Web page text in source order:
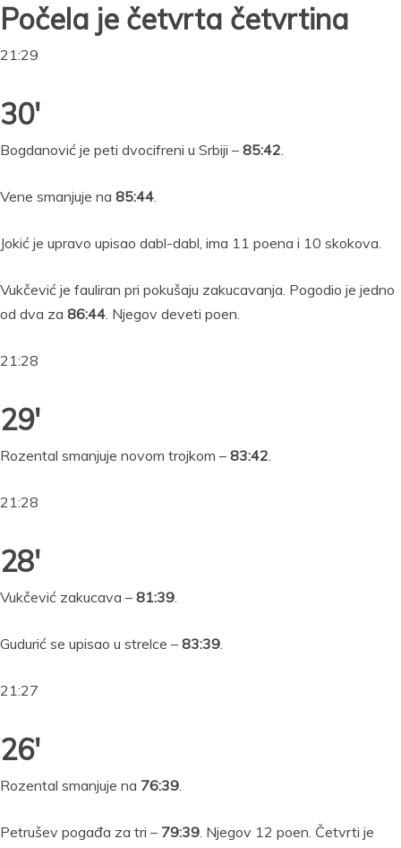
Počela je četvrta četvrtina
21:29
30′
Bogdanović je peti dvocifreni u Srbiji – 85:42.
Vene smanjuje na 85:44.
Jokić je upravo upisao dabl-dabl, ima 11 poena i 10 skokova.
Vukčević je fauliran pri pokušaju zakucavanja. Pogodio je jedno
od dva za 86:44. Njegov deveti poen.
21:28
29′
Rozental smanjuje novom trojkom – 83:42.
21:28
28′
Vukčević zakucava – 81:39.
Gudurić se upisao u strelce – 83:39.
21:27
26′
Rozental smanjuje na 76:39.
Petrušev pogađa za tri – 79:39. Njegov 12 poen. Četvrti je